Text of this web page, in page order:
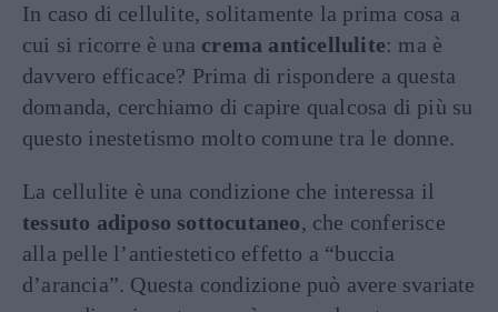
In caso di cellulite, solitamente la prima cosa a
cui si ricorre è una crema anticellulite: ma è
davvero efficace? Prima di rispondere a questa
domanda, cerchiamo di capire qualcosa di più su
questo inestetismo molto comune tra le donne.
La cellulite è una condizione che interessa il
tessuto adiposo sottocutaneo, che conferisce
alla pelle l’antiestetico effetto a “buccia
d’arancia”. Questa condizione può avere svariate